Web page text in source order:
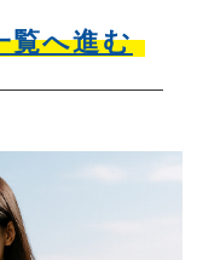
覧へ進む